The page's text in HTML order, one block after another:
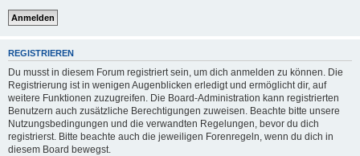
REGISTRIEREN
Du musst in diesem Forum registriert sein, um dich anmelden zu können. Die
Registrierung ist in wenigen Augenblicken erledigt und ermöglicht dir, auf
weitere Funktionen zuzugreifen. Die Board-Administration kann registrierten
Benutzern auch zusätzliche Berechtigungen zuweisen. Beachte bitte unsere
Nutzungsbedingungen und die verwandten Regelungen, bevor du dich
registrierst. Bitte beachte auch die jeweiligen Forenregeln, wenn du dich in
diesem Board bewegst.